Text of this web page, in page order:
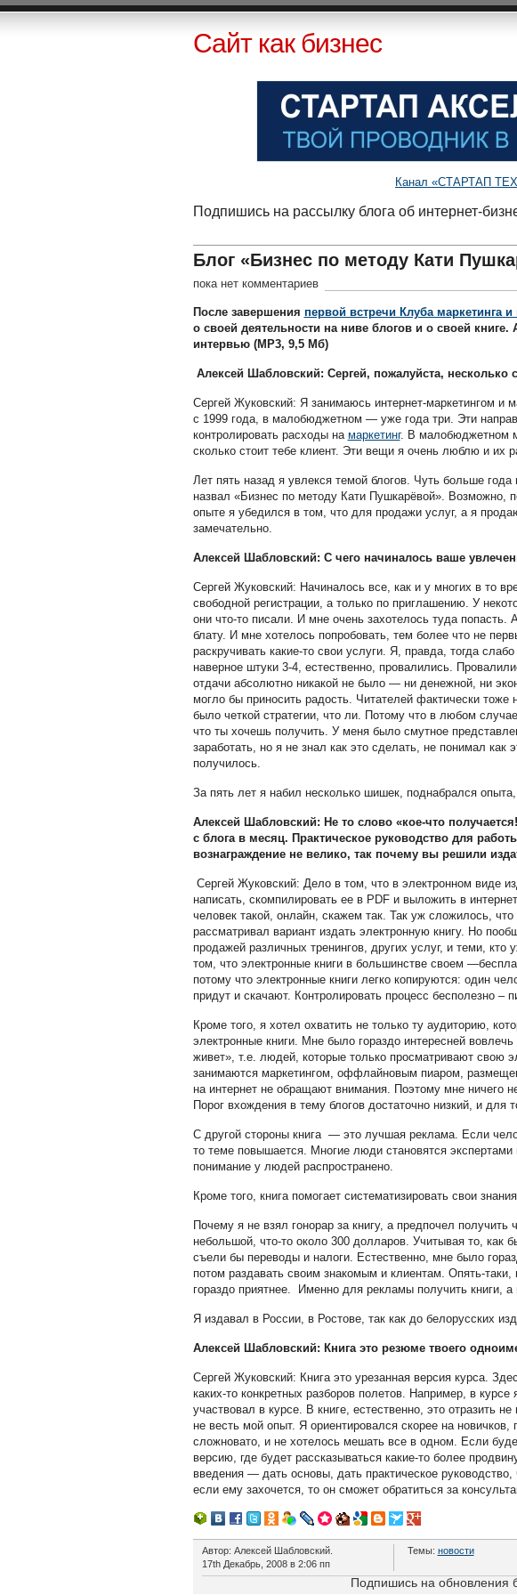
Сайт как бизнес
Канал «СТАРТАП
Подпишись на рассылку блога об интернет-
Блог «Бизнес по методу Кати
пока нет комментариев
После завершения первой встречи Клуба маркетинга
о своей деятельности на ниве блогов и о своей
интервью (MP3, 9,5 Мб)
Алексей Шабловский: Сергей, пожалуйста, несколько
Сергей Жуковский: Я занимаюсь интернет-маркетингом и
с 1999 года, в малобюджетном — уже года три. Эти
контролировать расходы на маркетинг. В малобюджетном
сколько стоит тебе клиент. Эти вещи я очень люблю и их
Лет пять назад я увлекся темой блогов. Чуть больше года
назвал «Бизнес по методу Кати Пушкарёвой».
опыте я убедился в том, что для продажи услуг, а я
замечательно.
Алексей Шабловский: С чего начиналось ваше
Сергей Жуковский: Начиналось все, как и у многих в то
свободной регистрации, а только по приглашению. У
они что-то писали. И мне очень захотелось туда попасть.
блату. И мне хотелось попробовать, тем более что не
раскручивать какие-то свои услуги. Я, правда, тогда
наверное штуки 3-4, естественно, провалились.
отдачи абсолютно никакой не было — ни денежной, ни
могло бы приносить радость. Читателей фактически
было четкой стратегии, что ли. Потому что в любом
что ты хочешь получить. У меня было смутное
заработать, но я не знал как это сделать, не понимал как
получилось.
За пять лет я набил несколько шишек, поднабрался
Алексей Шабловский: Не то слово «кое-что
с блога в месяц. Практическое руководство для
вознаграждение не велико, так почему вы решили
Сергей Жуковский: Дело в том, что в электронном виде
написать, скомпилировать ее в PDF и выложить в
человек такой, онлайн, скажем так. Так уж сложилось,
рассматривал вариант издать электронную книгу. Но
продажей различных тренингов, других услуг, и теми,
том, что электронные книги в большинстве своем
потому что электронные книги легко копируются: один
придут и скачают. Контролировать процесс бесполезно –
Кроме того, я хотел охватить не только ту аудиторию,
электронные книги. Мне было гораздо интересней
живет», т.е. людей, которые только просматривают свою
занимаются маркетингом, оффлайновым пиаром,
на интернет не обращают внимания. Поэтому мне ничего
Порог вхождения в тему блогов достаточно низкий, и
С другой стороны книга — это лучшая реклама. Если
то теме повышается. Многие люди становятся
понимание у людей распространено.
Кроме того, книга помогает систематизировать свои
Почему я не взял гонорар за книгу, а предпочел
небольшой, что-то около 300 долларов. Учитывая то,
съели бы переводы и налоги. Естественно, мне было
потом раздавать своим знакомым и клиентам. Опять-таки,
гораздо приятнее. Именно для рекламы получить книги, а
Я издавал в России, в Ростове, так как до белорусских
Алексей Шабловский: Книга это резюме твоего
Сергей Жуковский: Книга это урезанная версия курса.
каких-то конкретных разборов полетов. Например, в
участвовал в курсе. В книге, естественно, это отразить
не весть мой опыт. Я ориентировался скорее на
сложновато, и не хотелось мешать все в одном. Если
версию, где будет рассказываться какие-то более
введения — дать основы, дать практическое
если ему захочется, то он сможет обратиться за
Автор: Алексей Шабловский.
17th Декабрь, 2008 в 2:06 пп
Темы: новости
Подпишись на обновления